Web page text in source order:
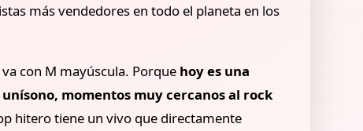
más vendedores en todo el planeta en los
con M mayúscula. Porque hoy es una
momentos muy cercanos al rock
hitero tiene un vivo que directamente